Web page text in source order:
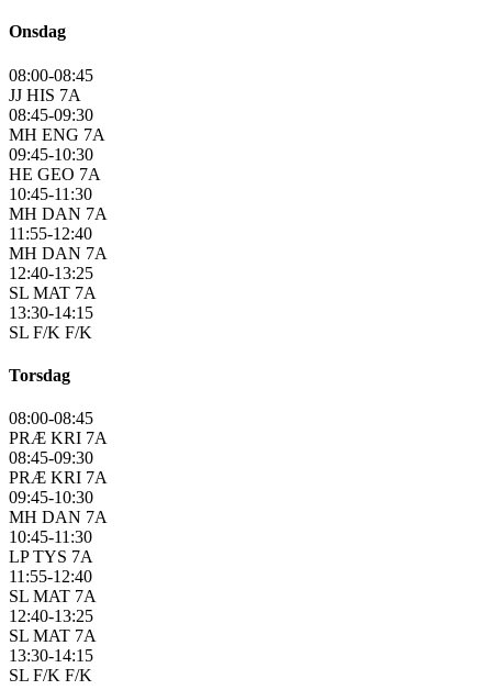
Onsdag
08:00-08:45
JJ HIS 7A
08:45-09:30
MH ENG 7A
09:45-10:30
HE GEO 7A
10:45-11:30
MH DAN 7A
11:55-12:40
MH DAN 7A
12:40-13:25
SL MAT 7A
13:30-14:15
SL F/K F/K
Torsdag
08:00-08:45
PRÆ KRI 7A
08:45-09:30
PRÆ KRI 7A
09:45-10:30
MH DAN 7A
10:45-11:30
LP TYS 7A
11:55-12:40
SL MAT 7A
12:40-13:25
SL MAT 7A
13:30-14:15
SL F/K F/K